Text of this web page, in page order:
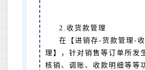
2.收货款管理
在【进销存-货款管理-
理】，针对销售等订单所发
核销、调账、收款明细等等